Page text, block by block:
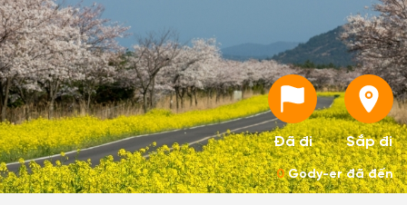
Đã đi Sắp đi
0Gody-er đã đến